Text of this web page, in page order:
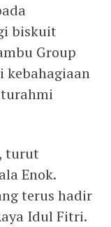
biskuit
Group
kebahagiaan
turut
Enok.
terus hadir
Idul Fitri.